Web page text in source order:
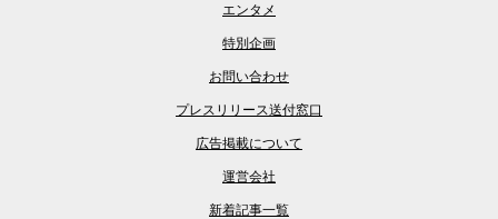
エンタメ
特別企画
お問い合わせ
プレスリリース送付窓口
広告掲載について
運営会社
新着記事一覧